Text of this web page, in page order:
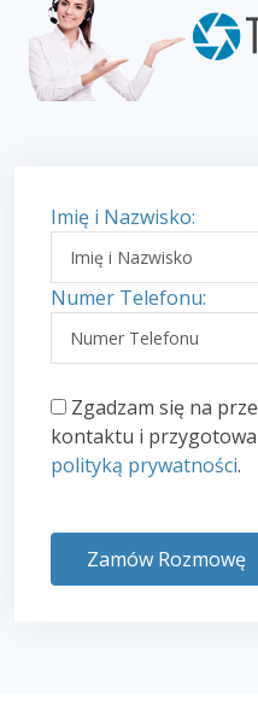
Imię i Nazwisko:
Numer Telefonu:
Zgadzam się na
kontaktu i
polityką prywatności.
Zamów Rozmowę